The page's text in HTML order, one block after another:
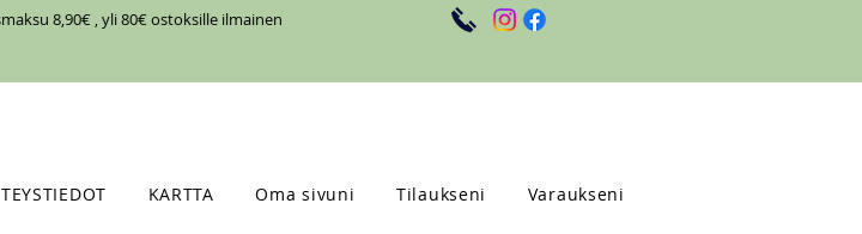
8,90€ , yli 80€ ostoksille ilmainen
KARTTA Oma sivuni Tilaukseni Varaukseni